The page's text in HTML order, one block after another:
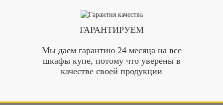
ГАРАНТИРУЕМ
Мы даем гарантию 24 месяца на все
шкафы купе, потому что уверены в
качестве своей продукции